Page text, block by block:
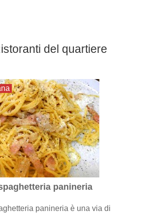
del quartiere
panineria
panineria è una via di